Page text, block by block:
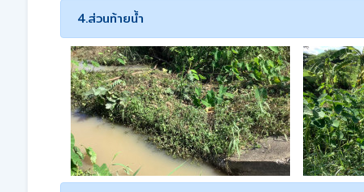
4.ส่วนท้ายน้ำ